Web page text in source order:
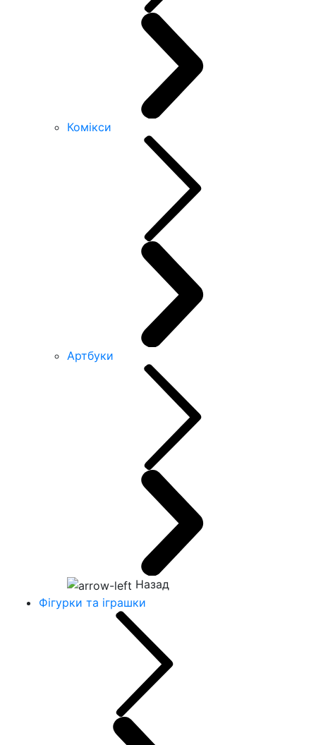
Комікси
Артбуки
Назад
Фігурки та іграшки